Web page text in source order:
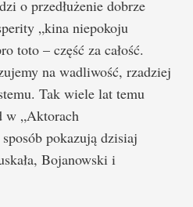
o przedłużenie dobrze
„kina niepokoju
toto – część za całość.
na wadliwość, rzadziej
Tak wiele lat temu
w „Aktorach
pokazują dzisiaj
Bojanowski i